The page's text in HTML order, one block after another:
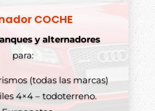
COCHE
y alternadores
para:
(todas las marcas)
4×4 – todoterreno.